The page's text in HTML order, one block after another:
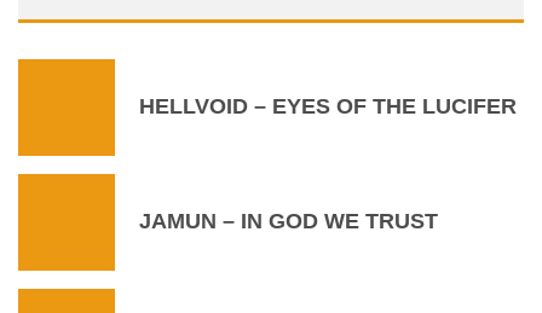
HELLVOID – EYES OF THE LUCIFER
JAMUN – IN GOD WE TRUST